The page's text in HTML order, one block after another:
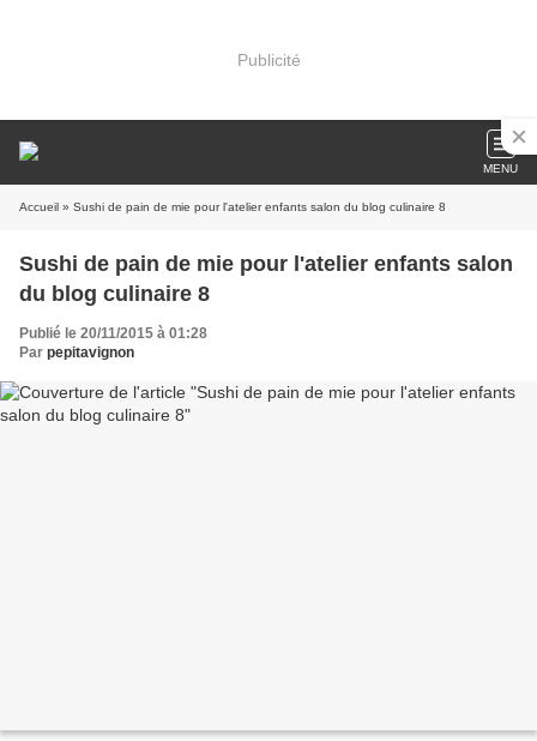
Publicité
MENU
Accueil » Sushi de pain de mie pour l'atelier enfants salon du blog culinaire 8
Sushi de pain de mie pour l'atelier enfants salon
du blog culinaire 8
Publié le 20/11/2015 à 01:28
Par pepitavignon